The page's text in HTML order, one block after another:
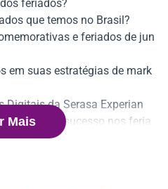
feriados?
que temos no Brasil?
e feriados de jun
em suas estratégias de mark
Digitais da Serasa Experian
de sucesso nos feria
Mais